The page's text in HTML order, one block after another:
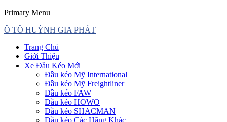
Primary Menu
Ô TÔ HUỲNH GIA PHÁT
Trang Chủ
Giới Thiệu
Xe Đầu Kéo Mới
Đầu kéo Mỹ International
Đầu kéo Mỹ Freightliner
Đầu kéo FAW
Đầu kéo HOWO
Đầu kéo SHACMAN
Đầu kéo Các Hãng Khác